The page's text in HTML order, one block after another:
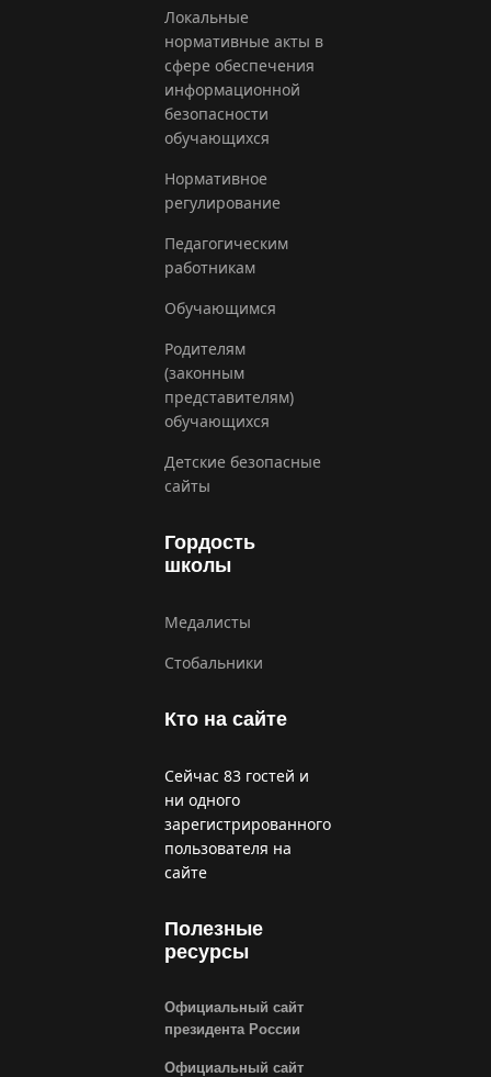
Локальные
нормативные акты в
сфере обеспечения
информационной
безопасности
обучающихся
Нормативное
регулирование
Педагогическим
работникам
Обучающимся
Родителям
(законным
представителям)
обучающихся
Детские безопасные
сайты
Гордость
школы
Медалисты
Стобальники
Кто на сайте
Сейчас 83 гостей и
ни одного
зарегистрированного
пользователя на
сайте
Полезные
ресурсы
Официальный сайт
президента России
Официальный сайт